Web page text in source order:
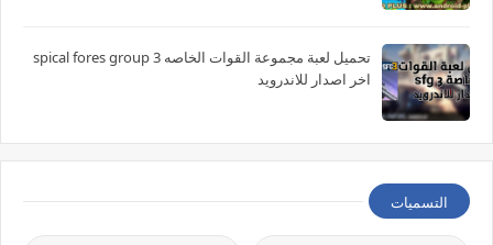
تحميل لعبة مجموعة القوات الخاصه spical fores group 3
اخر اصدار للاندرويد
التسميات